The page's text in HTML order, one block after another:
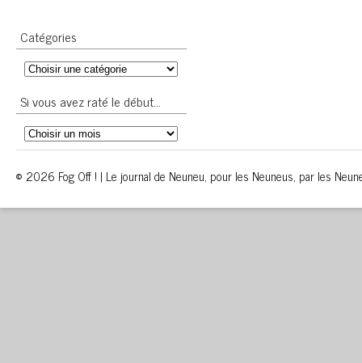
Catégories
Si vous avez raté le début…
© 2026 Fog Off ! | Le journal de Neuneu, pour les Neuneus, par les